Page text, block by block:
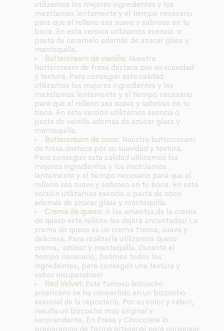
utilizamos los mejores ingredientes y los
mezclamos lentamente y el tiempo necesario
para que el relleno sea suave y sabroso en tu
boca. En esta versión utilizamos esencia o
pasta de caramelo además de azúcar glass y
mantequilla.
Buttercream de vainilla: Nuestra
buttercream de fresa destaca por su suavidad
y textura. Para conseguir esta calidad
utilizamos los mejores ingredientes y los
mezclamos lentamente y el tiempo necesario
para que el relleno sea suave y sabroso en tu
boca. En esta versión utilizamos esencia o
pasta de vainilla además de azúcar glass y
mantequilla.
Buttercream de coco: Nuestra buttercream
de fresa destaca por su suavidad y textura.
Para conseguir esta calidad utilizamos los
mejores ingredientes y los mezclamos
lentamente y el tiempo necesario para que el
relleno sea suave y sabroso en tu boca. En esta
versión utilizamos esencia o pasta de coco
además de azúcar glass y mantequilla.
Crema de queso: A los amantes de la crema
de queso este relleno les dejará encantados! La
crema de queso es un crema fresca, suave y
deliciosa. Para realizarla utilizamos queso
crema, azúcar y mantequilla. Durante el
tiempo necesario, batimos todos los
ingredientes, para conseguir una textura y
sabor insuperables!
Red Velvet: Este famoso bizcocho
americano se ha convertido en un bizcocho
esencial de la repostería. Por su color y sabor,
resulta un bizcocho muy original y
sorprendente. En Fresa y Chocolate lo
preparamos de forma artesanal para conseguir